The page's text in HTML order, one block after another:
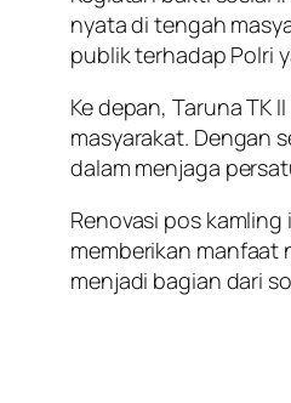
nyata di tengah
publik terhadap Polri
Ke depan, Taruna
masyarakat. Dengan
dalam menjaga
Renovasi pos
memberikan manfaat
menjadi bagian dari